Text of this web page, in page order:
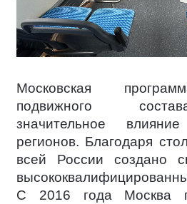
Московская
подвижного
значительное
регионов. Благодаря
всей России создано
С 2016 года Москва